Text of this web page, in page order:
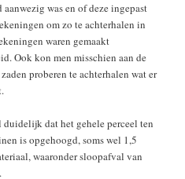
was en of deze ingepast
om zo te achterhalen in
waren gemaakt
Ook kon men misschien aan de
proberen te achterhalen wat er
dat het gehele perceel ten
is opgehoogd, soms wel 1,5
waaronder sloopafval van